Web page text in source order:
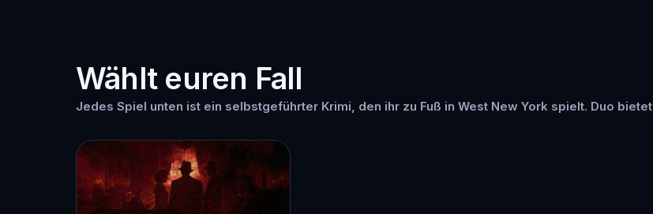
Wählt euren Fall
Jedes Spiel unten ist ein selbstgeführter Krimi, den ihr zu Fuß in West New York spielt. Duo